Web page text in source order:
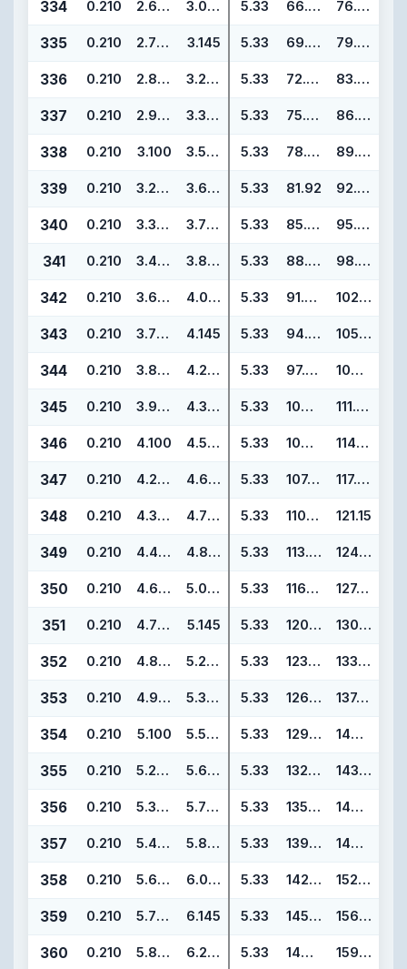
334 0.210 2.600 3.020 5.33 66.04 76.70
335 0.210 2.725 3.145 5.33 69.22 79.88
336 0.210 2.850 3.270 5.33 72.39 83.05
337 0.210 2.975 3.395 5.33 75.57 86.23
338 0.210 3.100 3.520 5.33 78.74 89.40
339 0.210 3.225 3.645 5.33 81.92 92.58
340 0.210 3.350 3.770 5.33 85.09 95.75
341 0.210 3.475 3.895 5.33 88.27 98.93
342 0.210 3.600 4.020 5.33 91.44 102.10
343 0.210 3.725 4.145 5.33 94.62 105.28
344 0.210 3.850 4.270 5.33 97.79 108.45
345 0.210 3.975 4.395 5.33 100.97 111.63
346 0.210 4.100 4.520 5.33 104.14 114.80
347 0.210 4.225 4.645 5.33 107.32 117.98
348 0.210 4.350 4.770 5.33 110.49 121.15
349 0.210 4.475 4.895 5.33 113.67 124.33
350 0.210 4.600 5.020 5.33 116.84 127.50
351 0.210 4.725 5.145 5.33 120.02 130.68
352 0.210 4.850 5.270 5.33 123.19 133.85
353 0.210 4.975 5.395 5.33 126.37 137.03
354 0.210 5.100 5.520 5.33 129.54 140.20
355 0.210 5.225 5.645 5.33 132.72 143.38
356 0.210 5.350 5.770 5.33 135.89 146.55
357 0.210 5.475 5.895 5.33 139.07 149.73
358 0.210 5.600 6.020 5.33 142.24 152.90
359 0.210 5.725 6.145 5.33 145.42 156.08
360 0.210 5.850 6.270 5.33 148.59 159.25